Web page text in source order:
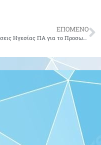
ΕΠΟΜΕΝΟ
Δράσεις Ηγεσίας ΠΑ για το Προσωπικό (Ενδιαφέροντος Αποστράτων)